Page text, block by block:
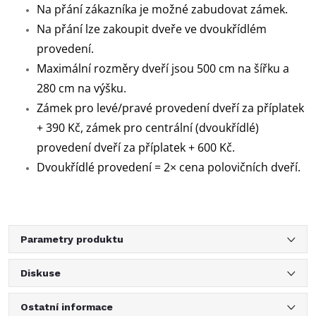
Na přání zákazníka je možné zabudovat zámek.
Na přání lze zakoupit dveře ve dvoukřídlém
provedení.
Maximální rozměry dveří jsou 500 cm na šířku a
280 cm na výšku.
Zámek pro levé/pravé provedení dveří za příplatek
+ 390 Kč, zámek pro centrální (dvoukřídlé)
provedení dveří za příplatek + 600 Kč.
Dvoukřídlé provedení = 2× cena polovičních dveří.
Parametry produktu
Diskuse
Ostatní informace